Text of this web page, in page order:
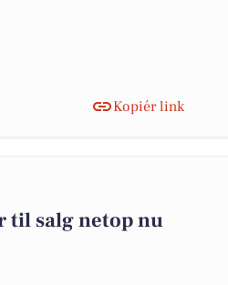
Kopiér link
til salg netop nu